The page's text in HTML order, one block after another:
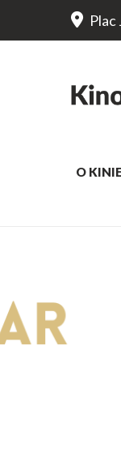
Plac
O KINIE